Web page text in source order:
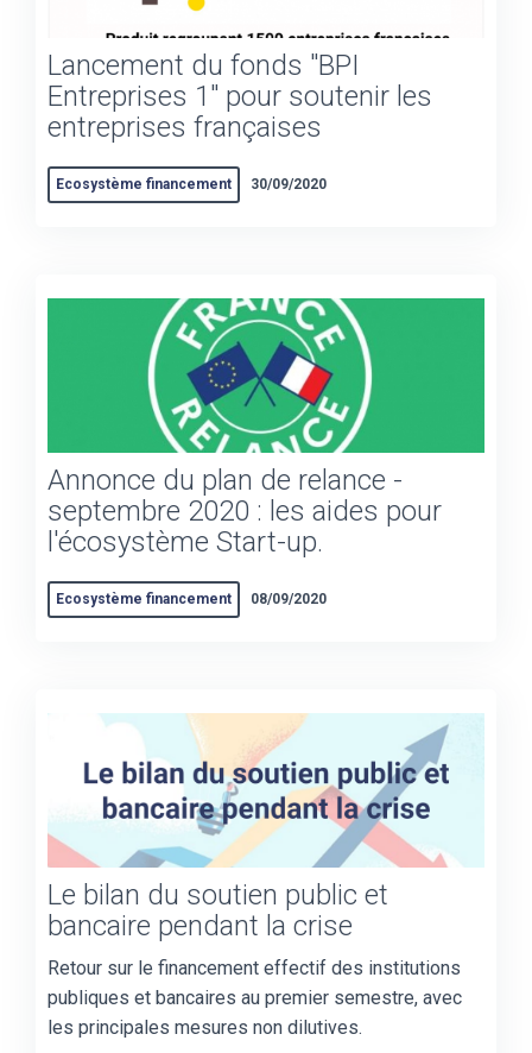
Lancement du fonds "BPI
Entreprises 1" pour soutenir les
entreprises françaises
Ecosystème financement 30/09/2020
Annonce du plan de relance -
septembre 2020 : les aides pour
l'écosystème Start-up.
Ecosystème financement 08/09/2020
Le bilan du soutien public et
bancaire pendant la crise
Retour sur le financement effectif des institutions
publiques et bancaires au premier semestre, avec
les principales mesures non dilutives.